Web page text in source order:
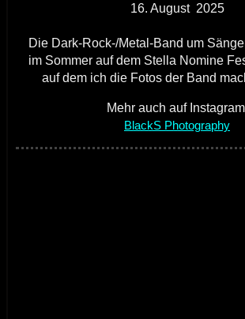
16. August 2025
Die Dark-Rock-/Metal-Band um
im Sommer auf dem Stella Nomine
auf dem ich die Fotos der Band
Mehr auch auf
BlackS Photography